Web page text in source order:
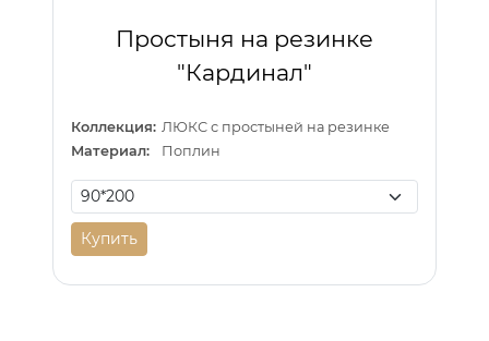
Простыня на резинке
"Кардинал"
Коллекция: ЛЮКС с простыней на резинке
Материал:
Поплин
Купить